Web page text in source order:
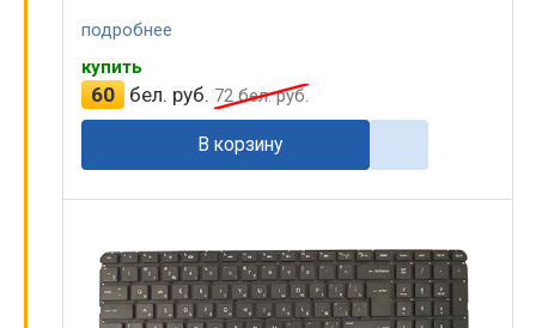
подробнее
купить
60 бел. руб. 72бел. руб.
В корзину